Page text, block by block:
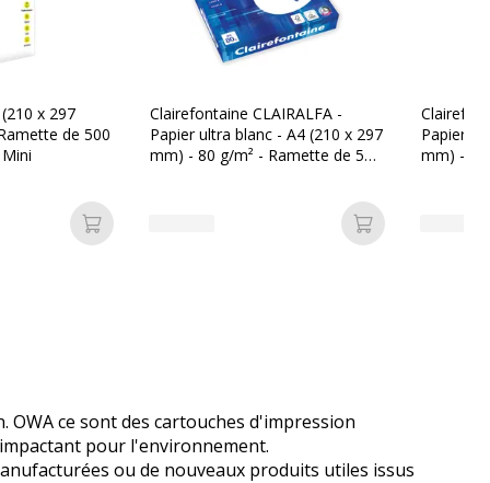
x 297
de 500
Ajouter au panier
Clairefontaine CLAIRALFA -
Papier ultra blanc - A4 (210 x 297
mm) - 80 g/m² - Ramette de 500
Ajouter au
Papier
mm) - 80
ce sont des cartouches d'impression
pour l'environnement.
ou de nouveaux produits utiles issus